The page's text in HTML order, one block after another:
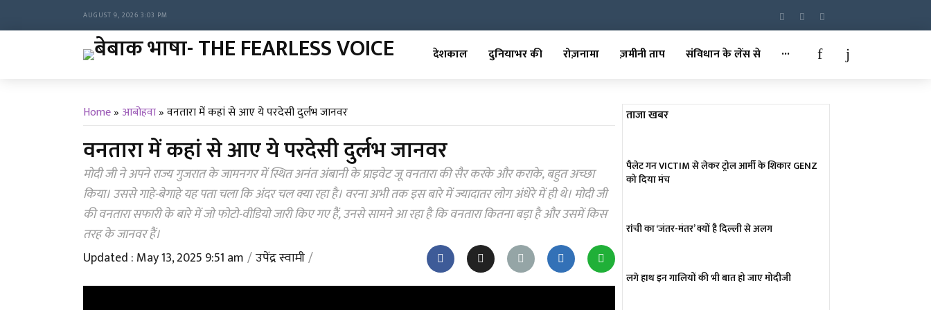
AUGUST 9, 2026 3:03 PM
देशकाल दुनियाभर की रोज़नामा ज़मीनी ताप संविधान के लेंस से ···
Home» आबोहवा»वनतारा में कहां से आए ये परदेसी दुर्लभ जानवर
वनतारा में कहां से आए ये परदेसी दुर्लभ जानवर
मोदी जी ने अपने राज्य गुजरात के जामनगर में स्थित अनंत अंबानी के प्राइवेट जू वनतारा की सैर करके और कराके, बहुत अच्छा
किया। उससे गाहे-बेगाहे यह पता चला कि अंदर चल क्या रहा है। वरना अभी तक इस बारे में ज्यादातर लोग अंधेरे में ही थे। मोदी जी
की वनतारा सफारी के बारे में जो फोटो-वीडियो जारी किए गए हैं, उनसे सामने आ रहा है कि वनतारा कितना बड़ा है और उसमें किस
तरह के जानवर हैं।
Updated : May 13, 2025 9:51 am उपेंद्र स्वामी
ताजा खबर
पैलेट गन VICTIM से लेकर ट्रोल आर्मी के शिकार GENZ
को दिया मंच
रांची का ‘जंतर-मंतर’ क्यों है दिल्ली से अलग
लगे हाथ इन गालियों की भी बात हो जाए मोदीजी